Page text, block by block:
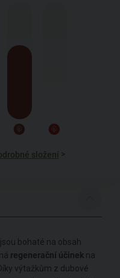
složení >
bohaté na obsah
regenerační účinek na
výtažkům z dubové